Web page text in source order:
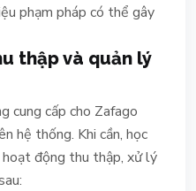
phạm pháp có thể gây
thập và quản lý
cung cấp cho Zafago
hệ thống. Khi cần, học
động thu thập, xử lý